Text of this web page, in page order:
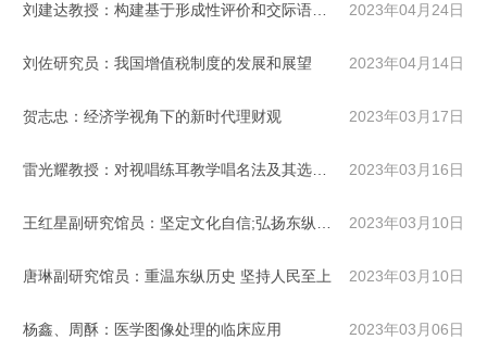
2023年04月24日
刘建达教授：构建基于形成性评价和交际语言能力的大学英语数字教育新生态
2023年04月14日
刘佐研究员：我国增值税制度的发展和展望
2023年03月17日
贺志忠：经济学视角下的新时代理财观
2023年03月16日
雷光耀教授：对视唱练耳教学唱名法及其选择的思考
2023年03月10日
2023年03月10日
唐琳副研究馆员：重温东纵历史 坚持人民至上
2023年03月06日
杨鑫、周酥：医学图像处理的临床应用